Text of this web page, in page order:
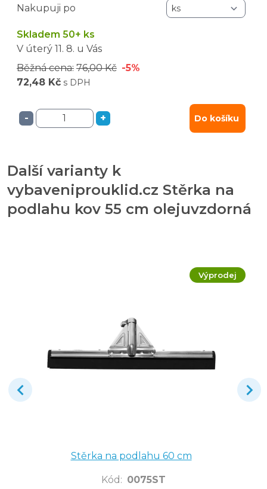
Nakupuji po
Skladem 50+ ks
V úterý 11. 8. u Vás
Běžná cena: 76,00 Kč -5%
72,48 Kč s DPH
- + Do košíku
Další varianty k
vybaveniprouklid.cz Stěrka na
podlahu kov 55 cm olejuvzdorná
Výprodej
Stěrka na podlahu 60 cm
Kód : 0075ST